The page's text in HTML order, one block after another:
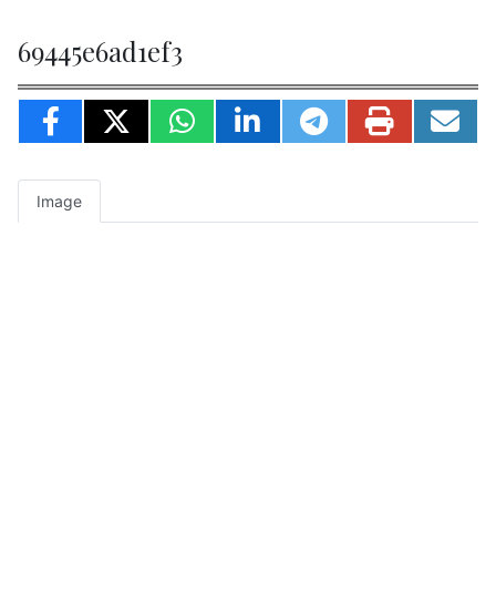
69445e6ad1ef3
Image